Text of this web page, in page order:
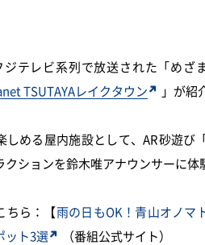
ジテレビ系列で放送された「めざ
TSUTAYAレイクタウン 」が紹
しめる屋内施設として、AR砂遊び
クションを鈴木唯アナウンサーに体
ちら：【雨の日もOK！青山オノマ
ット3選
（番組公式サイト）